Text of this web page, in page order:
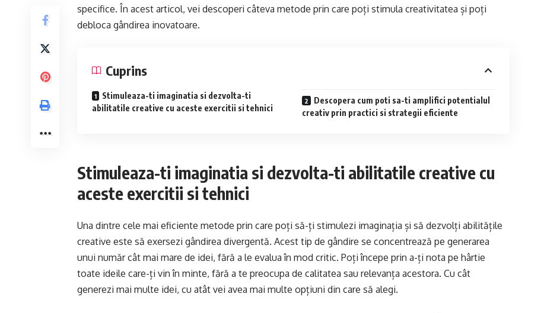
specifice. În acest articol, vei descoperi câteva metode prin care poți stimula creativitatea și poți
debloca gândirea inovatoare.
Cuprins
Stimuleaza-ti imaginatia si dezvolta-ti
abilitatile creative cu aceste exercitii si tehnici
Descopera cum poti sa-ti amplifici potentialul
creativ prin practici si strategii eficiente
Stimuleaza-ti imaginatia si dezvolta-ti abilitatile creative cu
aceste exercitii si tehnici
Una dintre cele mai eficiente metode prin care poți să-ți stimulezi imaginația și să dezvolți abilitățile
creative este să exersezi gândirea divergentă. Acest tip de gândire se concentrează pe generarea
unui număr cât mai mare de idei, fără a le evalua în mod critic. Poți începe prin a-ți nota pe hârtie
toate ideile care-ți vin în minte, fără a te preocupa de calitatea sau relevanța acestora. Cu cât
generezi mai multe idei, cu atât vei avea mai multe opțiuni din care să alegi.